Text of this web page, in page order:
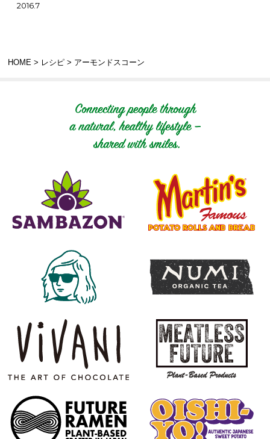
2016.7
HOME > レシピ > アーモンドスコーン